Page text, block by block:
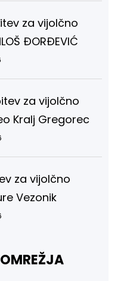
za vijolčno
ĐORĐEVIĆ
za vijolčno
Kralj Gregorec
za vijolčno
Vezonik